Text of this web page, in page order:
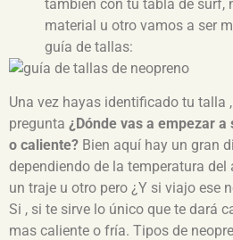
también con tu tabla de surf,
material u otro vamos a ser
guía de tallas:
Una vez hayas identificado tu talla
pregunta ¿Dónde vas a empezar
o caliente? Bien aquí hay un gran
dependiendo de la temperatura
un traje u otro pero ¿Y si viajo ese
Si , si te sirve lo único que te dará
mas caliente o fría. Tipos de